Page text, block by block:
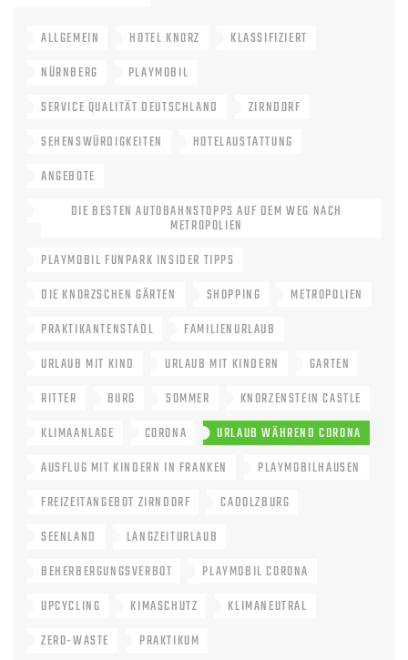
ALLGEMEIN HOTEL KNORZ
KLASSIFIZIERT
NÜRNBERG
PLAYMOBIL
SERVICE QUALITÄT DEUTSCHLAND
ZIRNDORF
SEHENSWÜRDIGKEITEN
HOTELAUSTATTUNG
ANGEBOTE
DIE BESTEN AUTOBAHNSTOPPS AUF DEM WEG NACH
METROPOLIEN
PLAYMOBIL FUNPARK INSIDER TIPPS
DIE KNORZSCHEN GÄRTEN
SHOPPING
METROPOLIEN
PRAKTIKANTENSTADL
FAMILIENURLAUB
URLAUB MIT KIND
URLAUB MIT KINDERN
GARTEN
RITTER
BURG SOMMER
KNORZENSTEIN CASTLE
KLIMAANLAGE
CORONA
URLAUB WÄHREND CORONA
AUSFLUG MIT KINDERN IN FRANKEN
PLAYMOBILHAUSEN
FREIZEITANGEBOT ZIRNDORF
CADOLZBURG
SEENLAND
LANGZEITURLAUB
BEHERBERGUNGSVERBOT
PLAYMOBIL CORONA
UPCYCLING
KIMASCHUTZ
KLIMANEUTRAL
ZERO-WASTE
PRAKTIKUM